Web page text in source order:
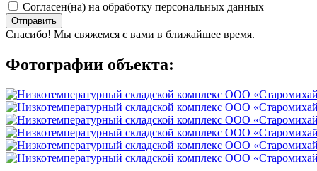
Согласен(на) на обработку персональных данных
Отправить
Спасибо! Мы свяжемся с вами в ближайшее время.
Фотографии объекта: